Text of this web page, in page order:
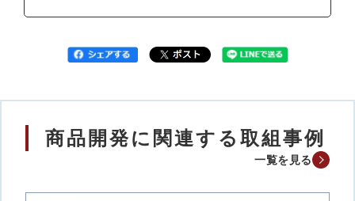
商品開発に関連する取組事例
一覧を見る